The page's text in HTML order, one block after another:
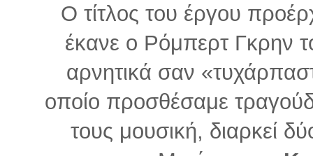
Ο τίτλος του έργου
έκανε ο Ρόμπερτ Γκρην
αρνητικά σαν
οποίο προσθέσαμε
τους μουσική, διαρκεί